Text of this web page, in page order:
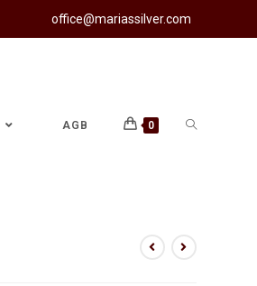
office@mariassilver.com
AGB 0